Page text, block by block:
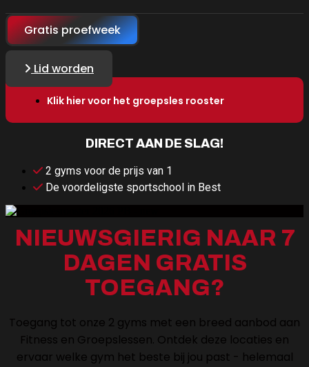
Gratis proefweek
Lid worden
Klik hier voor het groepsles rooster
DIRECT AAN DE SLAG!
2 gyms voor de prijs van 1
De voordeligste sportschool in Best
NIEUWSGIERIG NAAR 7
DAGEN GRATIS
TOEGANG?
Toegang tot onze 2 gyms met een breed aanbod aan
Fitness en Groepslessen. Ontdek deze locaties en
ervaar welke gym het beste bij jou past - helemaal